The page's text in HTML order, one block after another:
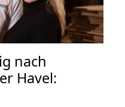
nach
Havel: